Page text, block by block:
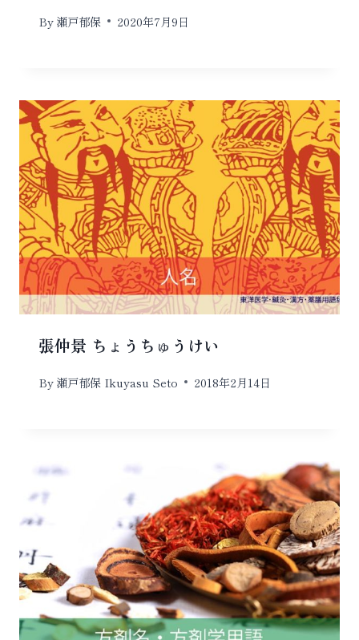
By瀬戸郁保 2020年7月9日
張仲景 ちょうちゅうけい
By瀬戸郁保 Ikuyasu Seto 2018年2月14日